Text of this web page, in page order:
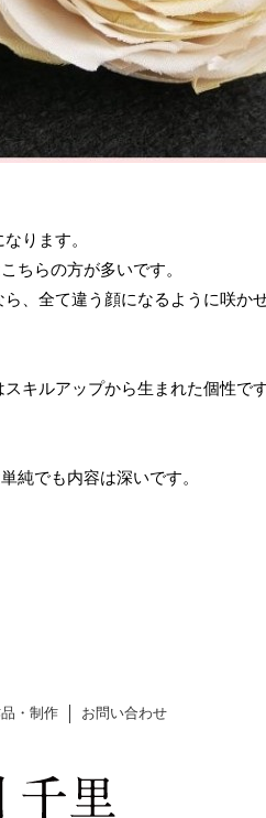
ります。
ちらの方が多いです。
、全て違う顔になるように咲かせ
キルアップから生まれた個性です
純でも内容は深いです。
・制作 お問い合わせ